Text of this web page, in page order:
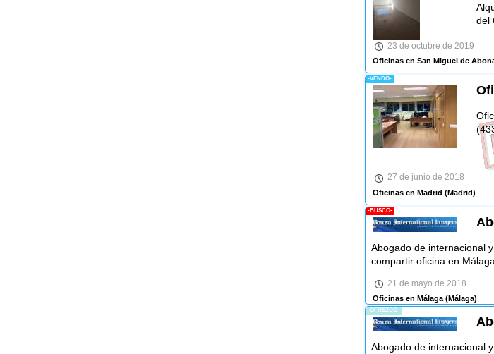
del
23 de octubre de 2019
Oficinas en San Miguel de
-VENDO-
27 de junio de 2018
Oficinas en Madrid (Madrid)
-BUSCO-
Abogado de internacional
compartir oficina en
21 de mayo de 2018
Oficinas en Málaga(Málaga)
-OFREZCO-
Abogado de internacional